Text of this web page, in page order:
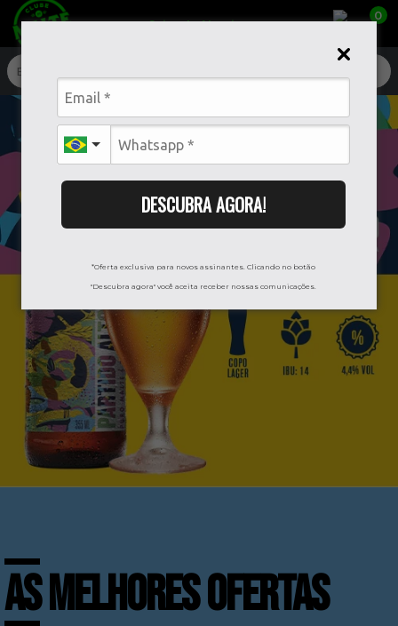
DESCUBRA AGORA!
*Oferta exclusiva para novos assinantes. Clicando no botão
"Descubra agora" você aceita receber nossas comunicações.
Caixa da Alegria
0
AS MELHORES OFERTAS